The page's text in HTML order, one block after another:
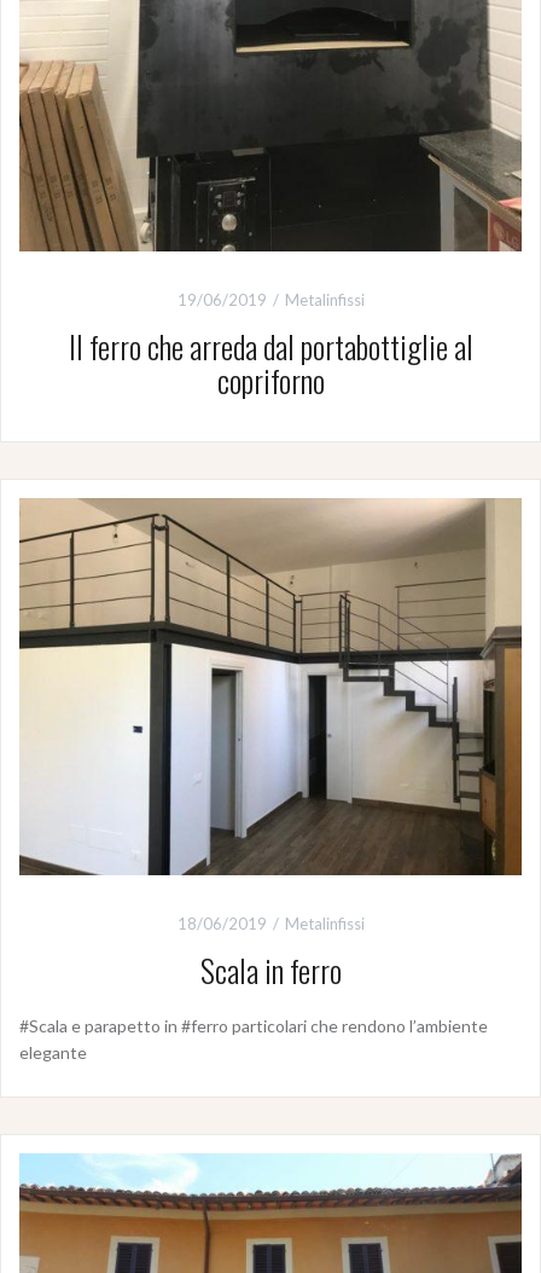
19/06/2019 Metalinfissi
Il ferro che arreda dal portabottiglie al
copriforno
18/06/2019 Metalinfissi
Scala in ferro
#Scala e parapetto in #ferro particolari che rendono l’ambiente
elegante